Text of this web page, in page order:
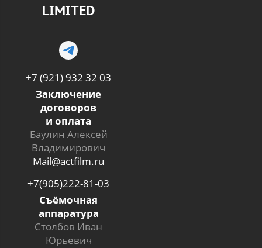
LIMITED
+7 (921) 932 32 03
Заключение
договоров
и оплата
Баулин Алексей
Владимирович
Mail@actfilm.ru
+7(905)222-81-03
Съёмочная
аппаратура
Столбов Иван
Юрьевич